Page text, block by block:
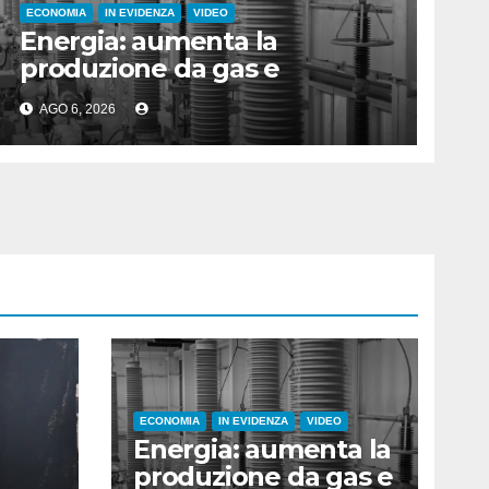
ECONOMIA IN EVIDENZA VIDEO
Energia: aumenta la
produzione da gas e
fotovoltaico
AGO 6, 2026
ECONOMIA IN EVIDENZA VIDEO
Energia: aumenta la
produzione da gas e